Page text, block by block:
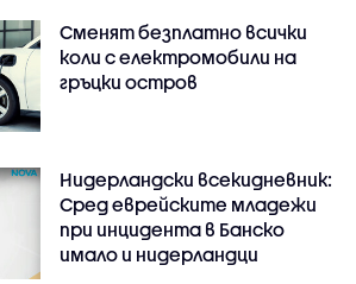
Сменят безплатно всички
коли с електромобили на
гръцки остров
Нидерландски всекидневник:
Сред еврейските младежи
при инцидента в Банско
имало и нидерландци